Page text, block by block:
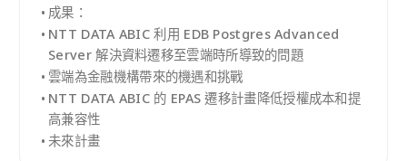
成果：
NTT DATA ABIC 利用 EDB Postgres Advanced
Server 解決資料遷移至雲端時所導致的問題
雲端為金融機構帶來的機遇和挑戰
NTT DATA ABIC 的 EPAS 遷移計畫降低授權成本和提
高兼容性
未來計畫